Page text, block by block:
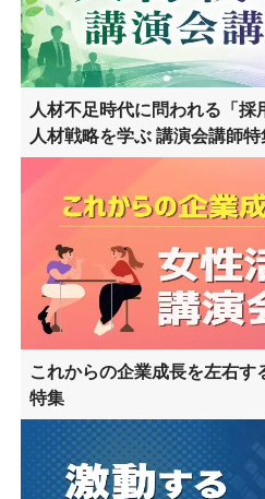
人材不足時代に問われる「
人材戦略を学ぶ 講演会講師
これからの企業成長を左右
特集